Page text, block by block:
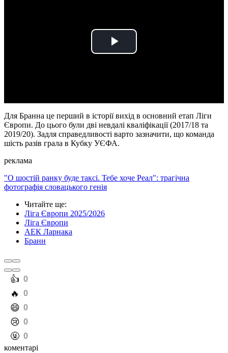
Play
Для Бранна це перший в історії вихід в основний етап Ліги
Європи. До цього були дві невдалі кваліфікації (2017/18 та
2019/20). Задля справедливості варто зазначити, що команда
шість разів грала в Кубку УЄФА.
реклама
"О шостій ранку буде таксі. Тебе хоче Реал": трагічна
фотографія словацького генія
Читайте ще:
Ліга Європи 2025/2026
Ліга Європи
АЕК Ларнака
Бранн
️👍 0
️🔥 0
️😄 0
️😢 0
️🤬 0
коментарі